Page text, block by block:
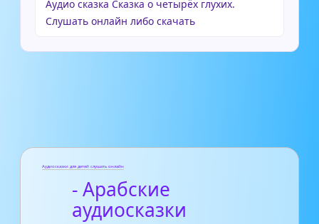
Аудио сказка Сказка о четырёх глухих.
Слушать онлайн либо скачать
Аудиосказки для детей слушать онлайн
- Арабские
аудиосказки